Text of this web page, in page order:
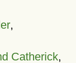
,
Catherick,